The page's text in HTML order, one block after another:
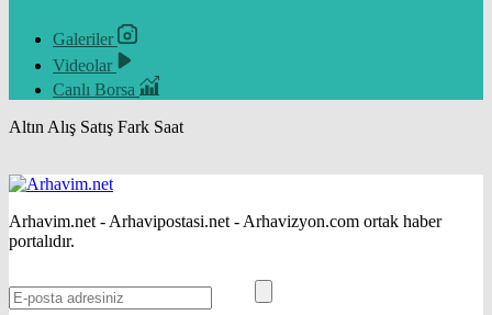
Galeriler
Videolar
Canlı Borsa
Altın Alış Satış Fark Saat
Arhavim.net - Arhavipostasi.net - Arhavizyon.com ortak haber
portalıdır.